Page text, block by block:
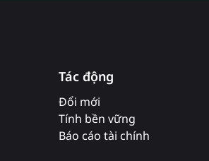
Tác động
Đổi mới
Tính bền vững
Báo cáo tài chính